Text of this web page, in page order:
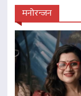
मनोरन्जन